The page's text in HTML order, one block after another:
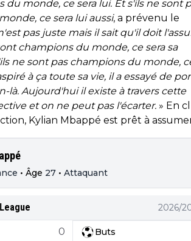
du monde, ce sera lui. Et s'ils ne sont
ce sera lui aussi, a prévenu le
pas juste mais il sait qu'il doit
champions du monde, ce sera sa
ne sont pas champions du monde,
à ça toute sa vie, il a essayé de
là. Aujourd'hui il existe à travers cette
et on ne peut pas l'écarter. » En
Kylian Mbappé est prêt à
• Âge 27 • Attaquant
2026/
0 Buts